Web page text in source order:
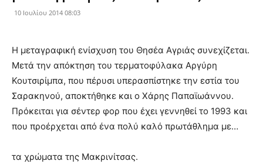
10 Ιουλίου 2014 08:03
Η μεταγραφική ενίσχυση του Θησέα Αγριάς συνεχίζεται.
Μετά την απόκτηση του τερματοφύλακα Αργύρη
Κουτσιρίμπα, που πέρυσι υπερασπίστηκε την εστία του
Σαρακηνού, αποκτήθηκε και ο Χάρης Παπαϊωάννου.
Πρόκειται για σέντερ φορ που έχει γεννηθεί το 1993 και
που προέρχεται από ένα πολύ καλό πρωτάθλημα με…
τα χρώματα της Μακρινίτσας.